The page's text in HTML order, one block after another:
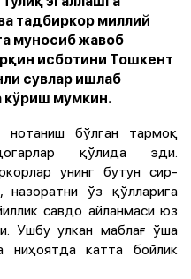
тадбиркор миллий
муносиб жавоб
исботини Тошкент
сувлар ишлаб
кўриш мумкин.
бўлган тармоқ
қўлида эди.
унинг бутун сир-
назоратни ўз қўлларига
савдо айланмаси юз
Ушбу улкан маблағ ўша
ниҳоятда катта бойлик